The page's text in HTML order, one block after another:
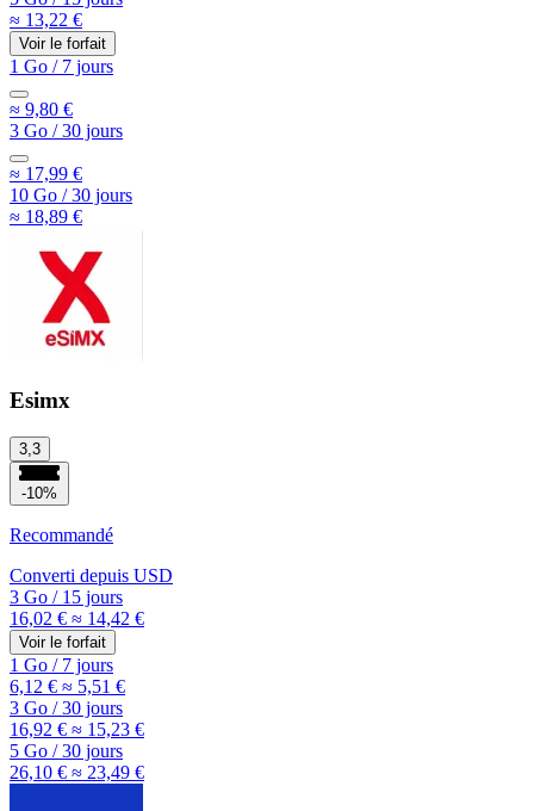
≈ 13,22 €
Voir le forfait
1 Go /7 jours
≈ 9,80 €
3 Go /30 jours
≈ 17,99 €
10 Go /30 jours
≈ 18,89 €
Esimx
3,3
-10%
Recommandé
Converti depuis USD
3 Go /15 jours
16,02 € ≈ 14,42 €
Voir le forfait
1 Go /7 jours
6,12 € ≈ 5,51 €
3 Go /30 jours
16,92 € ≈ 15,23 €
5 Go /30 jours
26,10 € ≈ 23,49 €